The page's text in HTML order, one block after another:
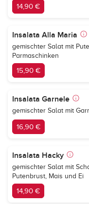
14,90 €
Insalata Alla Maria
gemischter Salat mit
Parmaschinken
15,90 €
Insalata Garnele
gemischter Salat mit
16,90 €
Insalata Hacky
gemischter Salat mit
Putenbrust, Mais und Ei
14,90 €